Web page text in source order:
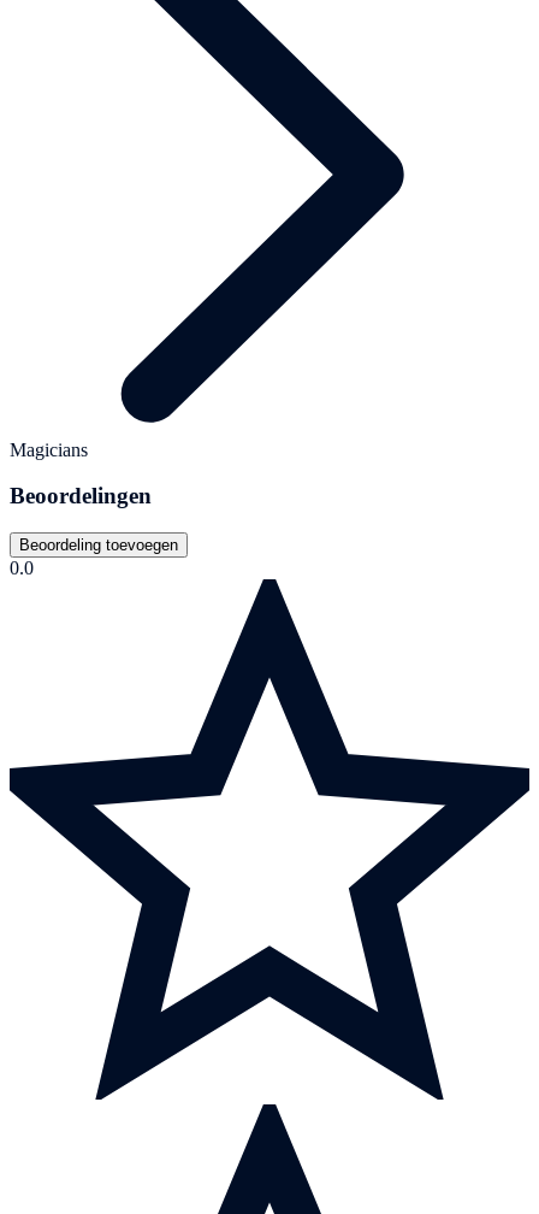
Magicians
Beoordelingen
Beoordeling toevoegen
0.0